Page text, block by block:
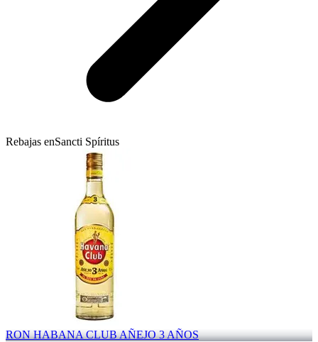
Rebajas enSancti Spíritus
RON HABANA CLUB AÑEJO 3 AÑOS